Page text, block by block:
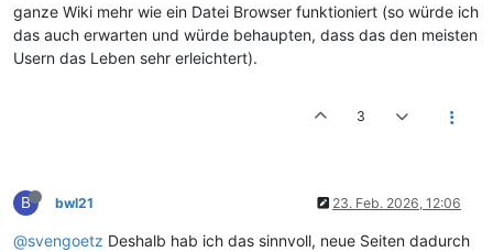
ganze Wiki mehr wie ein Datei Browser funktioniert (so würde ich
das auch erwarten und würde behaupten, dass das den meisten
Usern das Leben sehr erleichtert).
3
B bwl21 23. Feb. 2026, 12:06
@svengoetz Deshalb hab ich das sinnvoll, neue Seiten dadurch